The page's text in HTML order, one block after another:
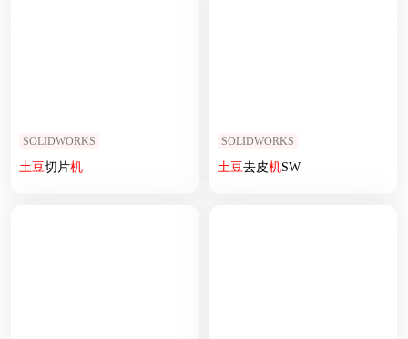
SOLIDWORKS
土豆切片机
SOLIDWORKS
土豆去皮机SW